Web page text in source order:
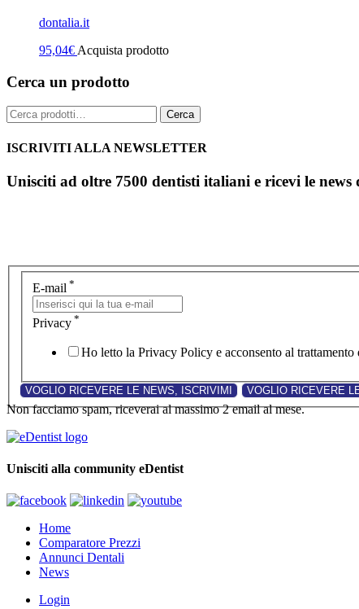
dontalia.it
95,04€ Acquista prodotto
Cerca un prodotto
Cerca: Cerca
ISCRIVITI ALLA NEWSLETTER
Unisciti ad oltre 7500 dentisti italiani e ricevi le news
E-mail *
Privacy *
Ho letto la Privacy Policy e acconsento al trattamento
Non facciamo spam, riceverai al massimo 2 email al mese.
Unisciti alla community eDentist
Home
Comparatore Prezzi
Annunci Dentali
News
Login